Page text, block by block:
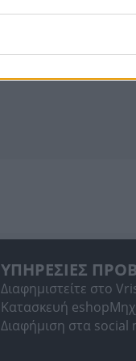
ΥΠΗΡΕΣΙΕΣ
Διαφημιστείτε στο
Κατασκευή eshop
Διαφήμιση στα social